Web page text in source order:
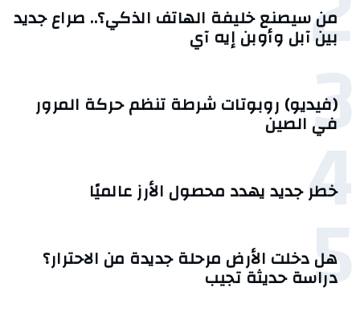
من سيصنع خليفة الهاتف الذكي؟.. صراع جديد
بين آبل وأوبن إيه آي
3
(فيديو) روبوتات شرطة تنظم حركة المرور
في الصين
4
خطر جديد يهدد محصول الأرز عالميًا
5
هل دخلت الأرض مرحلة جديدة من الاحترار؟
دراسة حديثة تجيب